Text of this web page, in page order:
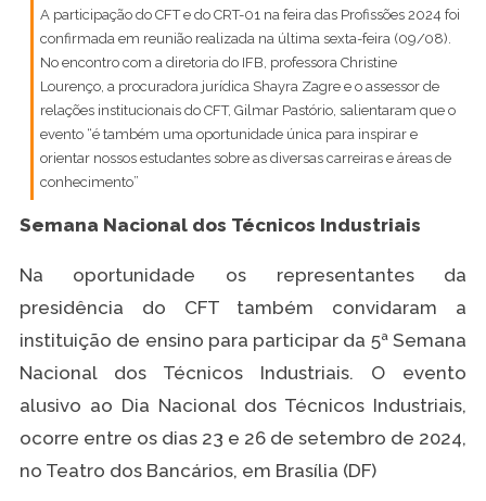
A participação do CFT e do CRT-01 na feira das Profissões 2024 foi
confirmada em reunião realizada na última sexta-feira (09/08).
No encontro com a diretoria do IFB, professora Christine
Lourenço, a procuradora jurídica Shayra Zagre e o assessor de
relações institucionais do CFT, Gilmar Pastório, salientaram que o
evento “é também uma oportunidade única para inspirar e
orientar nossos estudantes sobre as diversas carreiras e áreas de
conhecimento”
Semana Nacional dos Técnicos Industriais
Na oportunidade os representantes da
presidência do CFT também convidaram a
instituição de ensino para participar da 5ª Semana
Nacional dos Técnicos Industriais. O evento
alusivo ao Dia Nacional dos Técnicos Industriais,
ocorre entre os dias 23 e 26 de setembro de 2024,
no Teatro dos Bancários, em Brasília (DF)